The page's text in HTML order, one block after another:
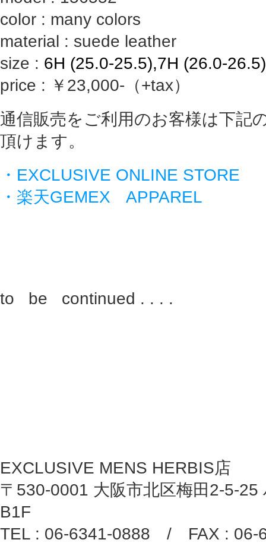
color : many colors
material : suede leather
size : 6H (25.0-25.5),7H (26.0-
price : ￥23,000-（+tax）
通信販売をご利用のお客様は下記
頂けます。
・EXCLUSIVE ONLINE STORE
・楽天GEMEX APPAREL
to be continued . . . .
EXCLUSIVE MENS HERBIS店
〒530-0001 大阪市北区梅田2-5-25
B1F
TEL : 06-6341-0888 / FAX : 06-